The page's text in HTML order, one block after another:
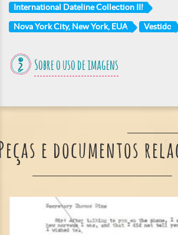
International Dateline Collection III
Nova York City, New York, EUA Vestido
Sobre o uso de imagens
e documentos